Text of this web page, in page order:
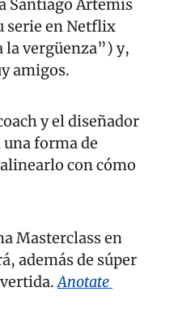
Santiago Artemis
serie en Netflix
la vergüenza”) y,
amigos.
y el diseñador
forma de
con cómo
Masterclass en
además de súper
Anotate